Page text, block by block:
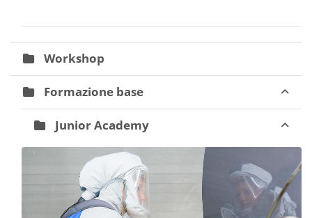
Workshop
Formazione base
Junior Academy